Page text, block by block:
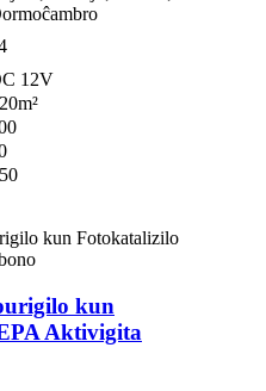
12V
kun
Aktivigita